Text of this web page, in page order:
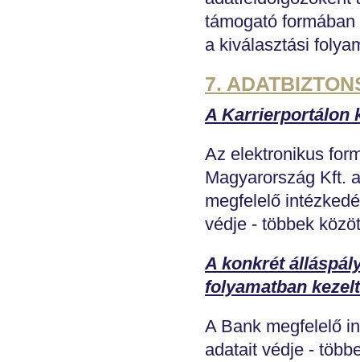
támogató
a kiválasztási
7.
A Karrierportálon
Az elektronikus
Magyarország Kft.
megfelelő
védje - többek
A konkrét
folyamatban
A Bank megfelelő
adatait védje -